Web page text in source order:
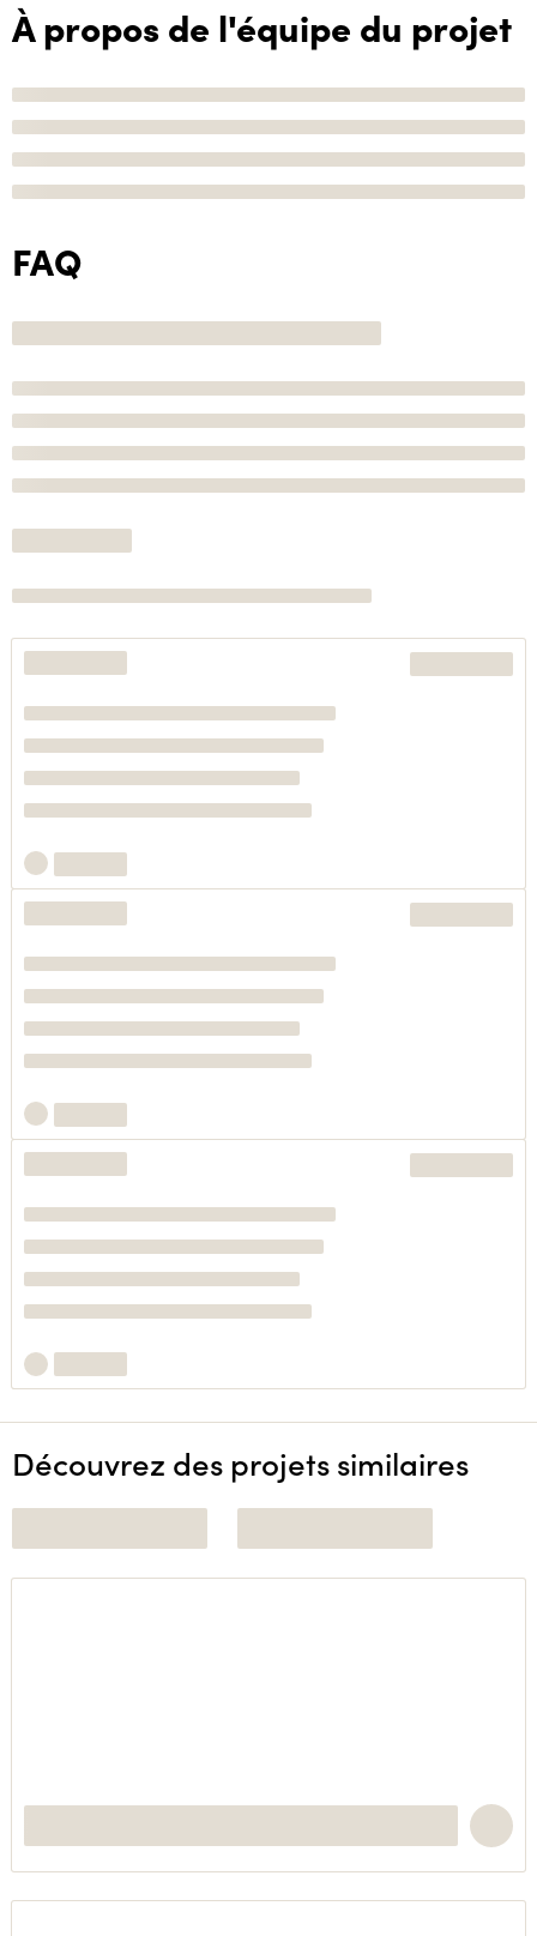
À propos de l'équipe du projet
FAQ
Découvrez des projets similaires